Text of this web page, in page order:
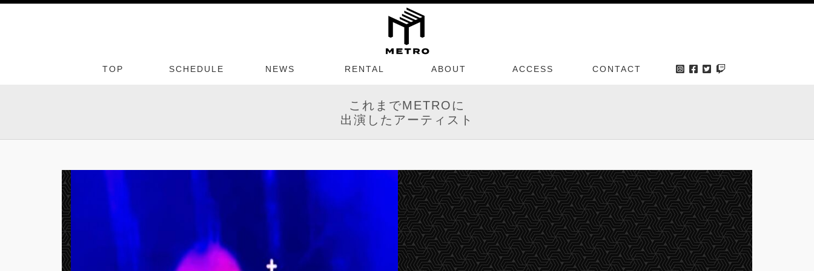
TOP SCHEDULE NEWS RENTAL ABOUT ACCESS CONTACT
これまでMETROに
出演したアーティスト